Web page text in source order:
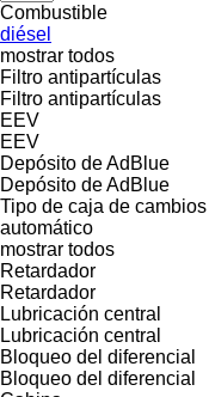
Combustible
diésel
mostrar todos
Filtro antipartículas
Filtro antipartículas
EEV
EEV
Depósito de AdBlue
Depósito de AdBlue
Tipo de caja de cambios
automático
mostrar todos
Retardador
Retardador
Lubricación central
Lubricación central
Bloqueo del diferencial
Bloqueo del diferencial